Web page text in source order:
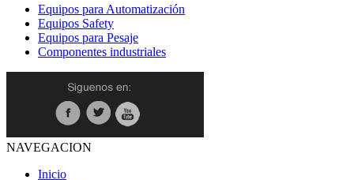
Equipos para Automatización
Equipos Safety
Equipos para Pesaje
Componentes industriales
NAVEGACION
Inicio